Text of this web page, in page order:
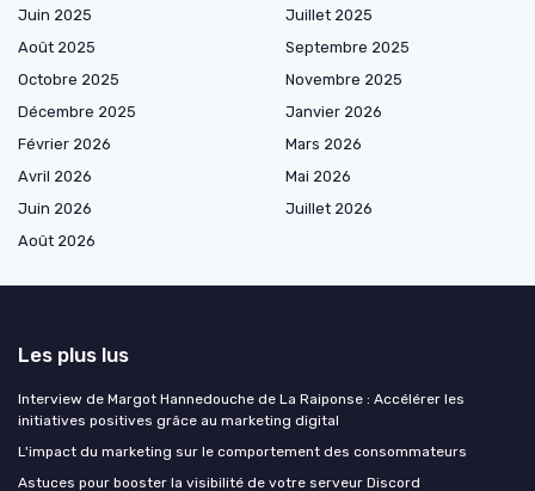
Juin 2025
Juillet 2025
Août 2025
Septembre 2025
Octobre 2025
Novembre 2025
Décembre 2025
Janvier 2026
Février 2026
Mars 2026
Avril 2026
Mai 2026
Juin 2026
Juillet 2026
Août 2026
Les plus lus
Interview de Margot Hannedouche de La Raiponse : Accélérer les
initiatives positives grâce au marketing digital
L'impact du marketing sur le comportement des consommateurs
Astuces pour booster la visibilité de votre serveur Discord